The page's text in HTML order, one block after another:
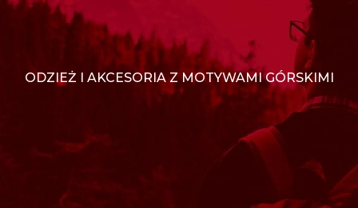
ODZIEŻ I AKCESORIA Z MOTYWAMI GÓRSKIMI